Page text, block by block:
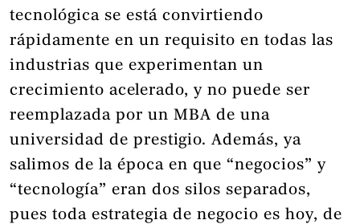
tecnológica se está convirtiendo
rápidamente en un requisito en todas las
industrias que experimentan un
crecimiento acelerado, y no puede ser
reemplazada por un MBA de una
universidad de prestigio. Además, ya
salimos de la época en que “negocios” y
“tecnología” eran dos silos separados,
pues toda estrategia de negocio es hoy, de